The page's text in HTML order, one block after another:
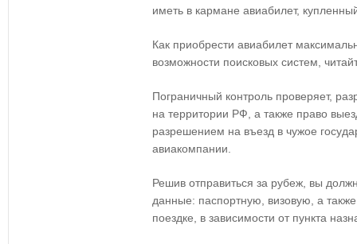
иметь в кармане авиабилет,
Как приобрести авиабилет
возможности поисковых систем,
Пограничный контроль проверяет,
на территории РФ, а также право
разрешением на въезд в чужое
авиакомпании.
Решив отправиться за рубеж, вы
данные: паспортную, визовую, а
поездке, в зависимости от пункта